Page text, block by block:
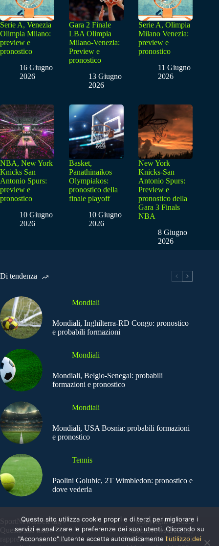
Serie A, Venezia
Olimpia Milano:
preview e
pronostico
16 Giugno
2026
Gara 2 Finale
LBA Olimpia
Milano-Venezia:
Preview e
pronostico
13 Giugno
2026
Serie A, Olimpia
Milano Venezia:
preview e
pronostico
11 Giugno
2026
NBA, New York
Knicks San
Antonio Spurs:
preview e
pronostico
10 Giugno
2026
Basket,
Panathinaikos
Olympiakos:
pronostico della
finale playoff
10 Giugno
2026
New York
Knicks-San
Antonio Spurs:
Preview e
pronostico della
Gara 3 Finals
NBA
8 Giugno
2026
Di tendenza
Mondiali
Mondiali, Inghilterra-RD Congo: pronostico
e probabili formazioni
Mondiali
Mondiali, Belgio-Senegal: probabili
formazioni e pronostico
Mondiali
Mondiali, USA Bosnia: probabili formazioni
e pronostico
Tennis
Paolini Golubic, 2T Wimbledon: pronostico e
dove vederla
SportNews.BetFlag -
Questo sito non
rappresenta una testata
Copyright © 2025
SportNews BetFlag
Sede Legale: Via degli
Questo sito utilizza cookie propri e di terzi per migliorare i
servizi e analizzare le preferenze dei suoi utenti. Cliccando su
"Acconsento" l'utente accetta automaticamente l'utilizzo dei